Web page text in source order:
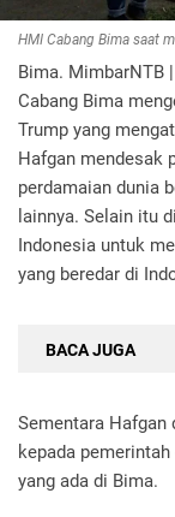
HMI Cabang Bima saat
Bima. MimbarNTB
Cabang Bima
Trump yang
Hafgan mendesak
perdamaian dunia
lainnya. Selain itu
Indonesia untuk
yang beredar di
BACA JUGA
Sementara Hafgan
kepada
yang ada di Bima.